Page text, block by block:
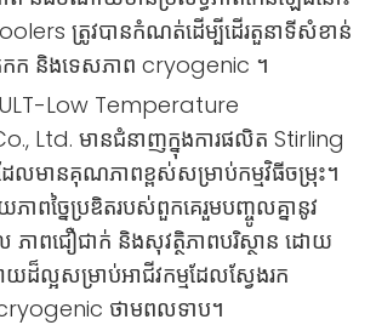
ត្រូវបានកំណត់ដើម្បីដើរតួនាទីសំខាន់
ទឹកកក និងទេសភាព cryogenic ។
Low Temperature
Ltd. មានជំនាញក្នុងការផលិត Stirling
មានគុណភាពខ្ពស់សម្រាប់កម្មវិធីចម្រុះ។
ភាពច្នៃប្រឌិតរបស់ពួកគេរួមបញ្ចូលគ្នានូវ
ភាពជឿជាក់ និងសុវត្ថិភាពបរិស្ថាន ដោយ
ដ៏ល្អសម្រាប់អាជីវកម្មដែលស្វែងរក
cryogenic ថាមពលទាប។